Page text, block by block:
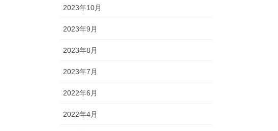
2023年10月
2023年9月
2023年8月
2023年7月
2022年6月
2022年4月